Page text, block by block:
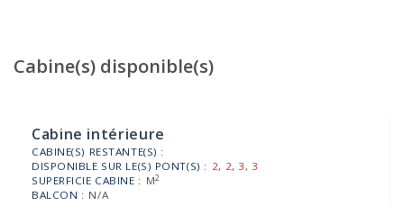
Cabine(s) disponible(s)
Cabine intérieure
CABINE(S) RESTANTE(S) :
DISPONIBLE SUR LE(S) PONT(S) : 2, 2,3, 3
SUPERFICIE CABINE : M2
BALCON : N/A